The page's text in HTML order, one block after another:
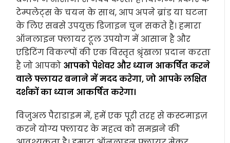
टेम्पलेट्स के चयन के साथ, आप अपने ब्रांड या घटना
के लिए सबसे उपयुक्त डिजाइन चुन सकते हैं। हमारा
ऑनलाइन फ्लायर टूल उपयोग में आसान है और
एडिटिंग विकल्पों की एक विस्तृत श्रृंखला प्रदान करता
है जो आपको आपको पेशेवर और ध्यान आकर्षित करने
वाले फ्लायर बनाने में मदद करेगा, जो आपके लक्षित
दर्शकों का ध्यान आकर्षित करेगा।
विजुअल पैराडाइम में, हमें एक पूरी तरह से कस्टमाइज़
करने योग्य फ्लायर के महत्व को समझने की